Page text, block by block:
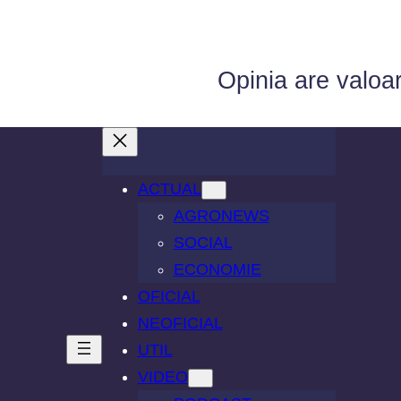
Opinia are
ACTUAL
AGRONEWS
SOCIAL
ECONOMIE
OFICIAL
NEOFICIAL
UTIL
VIDEO